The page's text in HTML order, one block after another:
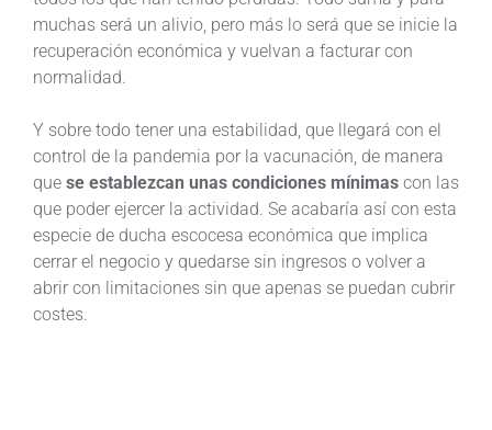
muchas será un alivio, pero más lo será que se inicie la
recuperación económica y vuelvan a facturar con
normalidad.
Y sobre todo tener una estabilidad, que llegará con el
control de la pandemia por la vacunación, de manera
que se establezcan unas condiciones mínimas con las
que poder ejercer la actividad. Se acabaría así con esta
especie de ducha escocesa económica que implica
cerrar el negocio y quedarse sin ingresos o volver a
abrir con limitaciones sin que apenas se puedan cubrir
costes.